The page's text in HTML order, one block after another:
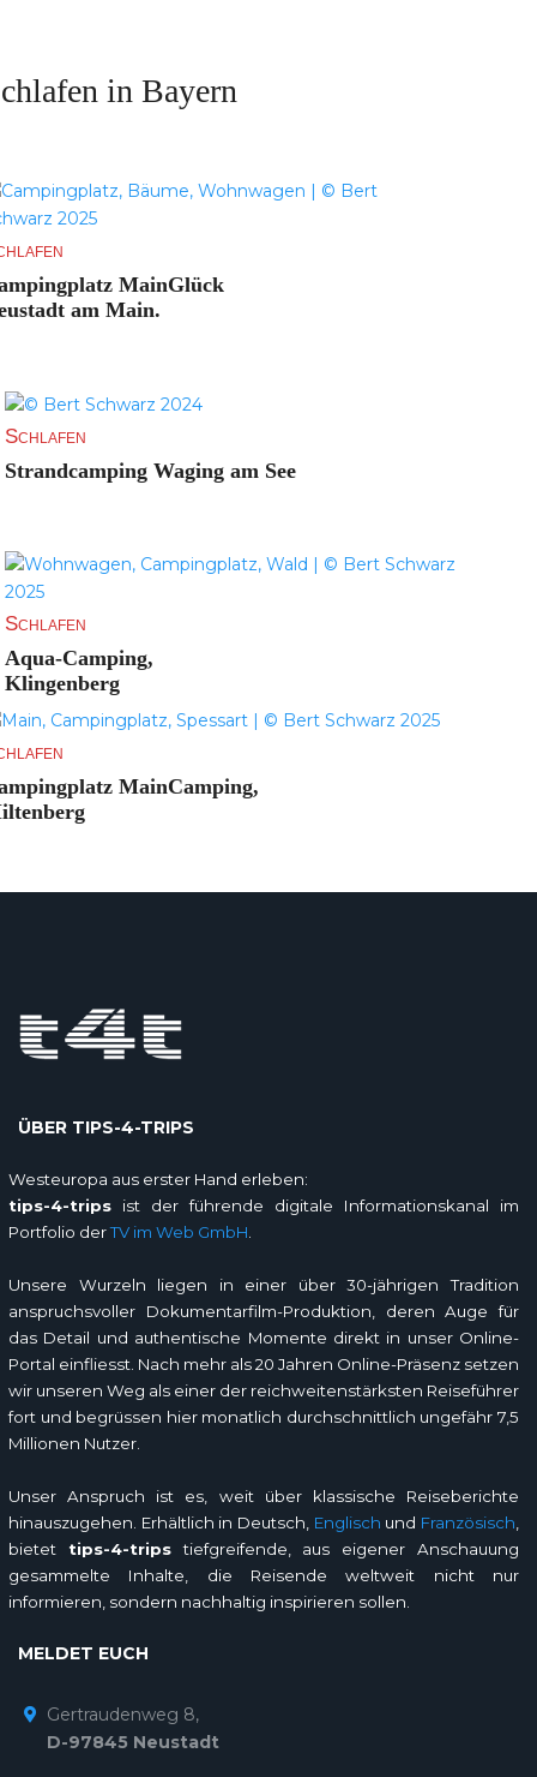
in Bayern
MainGlück
am Main.
Schlafen
Strandcamping Waging am See
Schlafen
Aqua-Camping,
Klingenberg
MainCamping,
ÜBER TIPS-4-TRIPS
Westeuropa aus erster Hand erleben:
tips-4-trips ist der führende digitale Informationskanal im
Portfolio derTV im Web GmbH.
Unsere Wurzeln liegen in einer über 30-jährigen Tradition
anspruchsvoller Dokumentarfilm-Produktion, deren Auge für
das Detail und authentische Momente direkt in unser Online-
Portal einfliesst. Nach mehr als 20 Jahren Online-Präsenz setzen
wir unseren Weg als einer der reichweitenstärksten Reiseführer
fort und begrüssen hier monatlich durchschnittlich ungefähr 7,5
Millionen Nutzer.
Unser Anspruch ist es, weit über klassische Reiseberichte
hinauszugehen. Erhältlich in Deutsch, Englisch und Französisch,
bietet tips-4-tripstiefgreifende, aus eigener Anschauung
gesammelte Inhalte, die Reisende weltweit nicht nur
informieren, sondern nachhaltig inspirieren sollen.
MELDET EUCH
Gertraudenweg 8,
D-97845 Neustadt